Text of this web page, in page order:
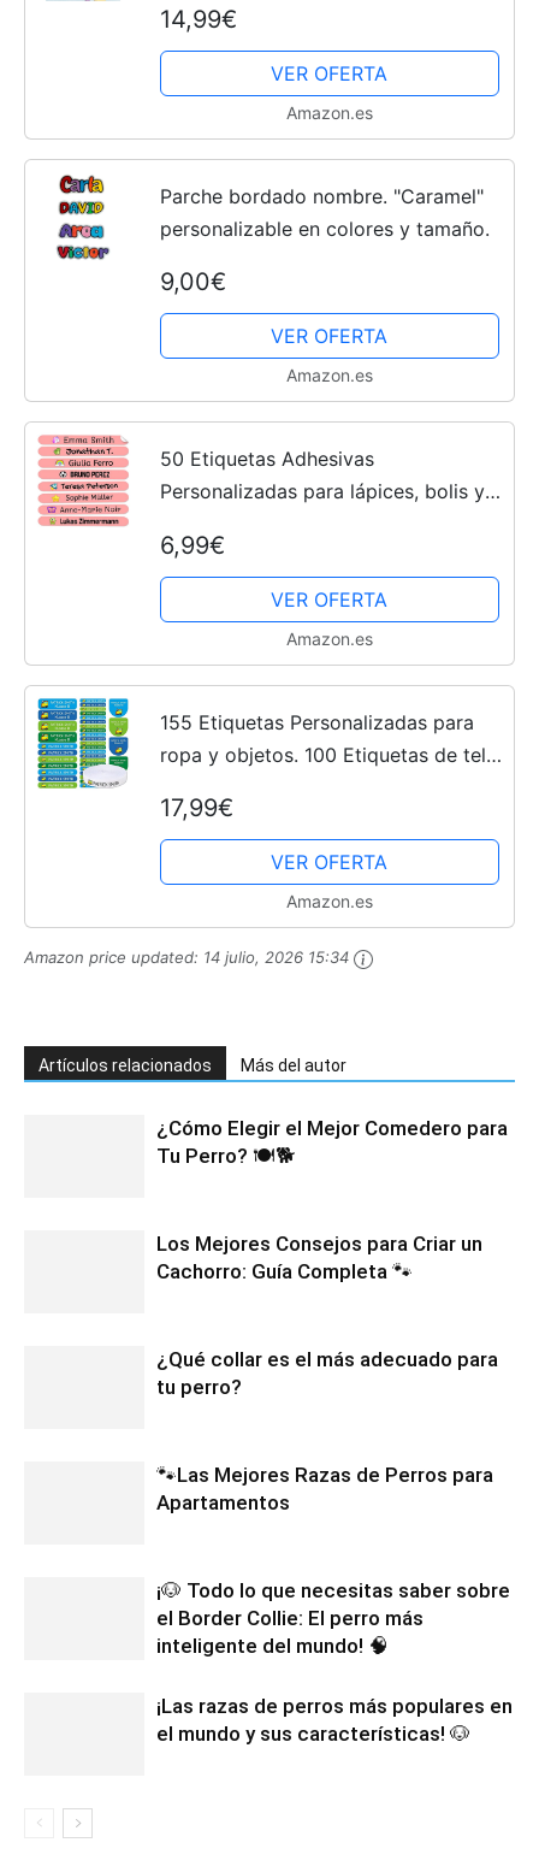
en la ropa + 55 etiquetas adhesivas
para objetos...
14,99€
VER OFERTA
Amazon.es
Parche bordado nombre. "Caramel"
personalizable en colores y tamaño.
9,00€
VER OFERTA
Amazon.es
50 Etiquetas Adhesivas
Personalizadas para lápices, bolis y
nombre para marcar objetos,
resistentes al agua para colegio...
6,99€
VER OFERTA
Amazon.es
155 Etiquetas Personalizadas para
ropa y objetos. 100 Etiquetas de tela
etiquetas adhesivas de diferentes
tamaños para objetos....
17,99€
VER OFERTA
Amazon.es
Amazon price updated: 14 julio, 2026 15:34
Artículos relacionados Más del autor
¿Cómo Elegir el Mejor Comedero para
Tu Perro? 🍽️🐕
Los Mejores Consejos para Criar un
Cachorro: Guía Completa 🐾
¿Qué collar es el más adecuado para
tu perro?
🐾Las Mejores Razas de Perros para
Apartamentos
¡🐶 Todo lo que necesitas saber sobre
el Border Collie: El perro más
inteligente del mundo! 🧠
¡Las razas de perros más populares en
el mundo y sus características! 🐶